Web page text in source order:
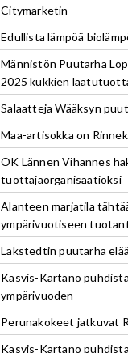
Citymarketin
Edullista lämpöä
Männistön Puutarha
2025 kukkien
Salaatteja Wääksyn
Maa-artisokka on
OK Lännen Vihannes
tuottajaorganisaatioksi
Alanteen marjatila
ympärivuotiseen
Lakstedtin puutarha
Kasvis-Kartano
ympärivuoden
Perunakokeet jatkuvat
Kasvis-Kartano